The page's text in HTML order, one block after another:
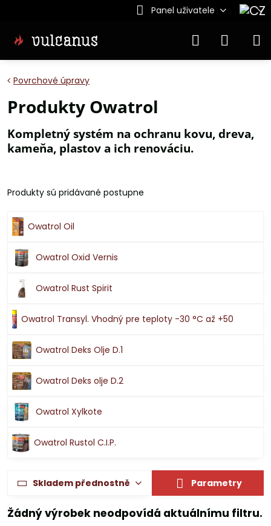
Panel uživatele
Povrchové úpravy
Produkty Owatrol
Kompletný systém na ochranu kovu, dreva,
kameňa, plastov a ich renováciu.
Produkty sú pridávané postupne
Owatrol Oil
Owatrol Oxid Vernis
Owatrol Rust Spirit
Owatrol Transyl. Vhodný pre teploty -30 °C až +50
Owatrol Deks Olje D.1
Owatrol Deks olje D.2
Owatrol Xylkote
Owatrol Rustol C.I.P.
Skladem přednostně Parametry